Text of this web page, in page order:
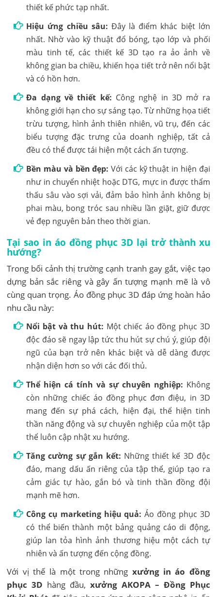
thiết kế phức tạp nhất.
Hiệu ứng chiều sâu: Đây là điểm khác biệt lớn
nhất. Nhờ vào kỹ thuật đổ bóng, tạo lớp và phối
màu tinh tế, các thiết kế 3D tạo ra ảo ảnh về
không gian ba chiều, khiến họa tiết trở nên nổi bật
và có hồn hơn.
Đa dạng về thiết kế: Công nghệ in 3D mở ra
không giới hạn cho sự sáng tạo. Từ những họa tiết
trừu tượng, hình ảnh thiên nhiên, vũ trụ, đến các
biểu tượng đặc trưng của doanh nghiệp, tất cả
đều có thể được tái hiện một cách ấn tượng.
Bền màu và bền đẹp: Với các kỹ thuật in hiện đại
như in chuyển nhiệt hoặc DTG, mực in được thẩm
thấu sâu vào sợi vải, đảm bảo hình ảnh không bị
phai màu, bong tróc sau nhiều lần giặt, giữ được
vẻ đẹp nguyên bản theo thời gian.
Tại sao in áo đồng phục 3D lại trở thành xu
hướng?
Trong bối cảnh thị trường cạnh tranh gay gắt, việc tạo
dựng bản sắc riêng và gây ấn tượng mạnh mẽ là vô
cùng quan trọng. Áo đồng phục 3D đáp ứng hoàn hảo
nhu cầu này:
Nổi bật và thu hút: Một chiếc áo đồng phục 3D
độc đáo sẽ ngay lập tức thu hút sự chú ý, giúp đội
ngũ của bạn trở nên khác biệt và dễ dàng được
nhận diện hơn so với các đối thủ.
Thể hiện cá tính và sự chuyên nghiệp: Không
còn những chiếc áo đồng phục đơn điệu, in 3D
mang đến sự phá cách, hiện đại, thể hiện tinh
thần năng động và sự chuyên nghiệp của một tập
thể luôn cập nhật xu hướng.
Tăng cường sự gắn kết: Những thiết kế 3D độc
đáo, mang dấu ấn riêng của tập thể, giúp tạo ra
cảm giác tự hào, gắn bó và tinh thần đồng đội
mạnh mẽ hơn.
Công cụ marketing hiệu quả: Áo đồng phục 3D
có thể biến thành một bảng quảng cáo di động,
giúp lan tỏa hình ảnh thương hiệu một cách tự
nhiên và ấn tượng đến cộng đồng.
Với vị thế là một trong những xưởng in áo đồng
phục 3D hàng đầu,xưởng AKOPA – Đồng Phục